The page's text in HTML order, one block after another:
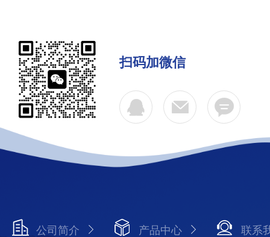
扫码加微信
公司简介 产品中心 联系